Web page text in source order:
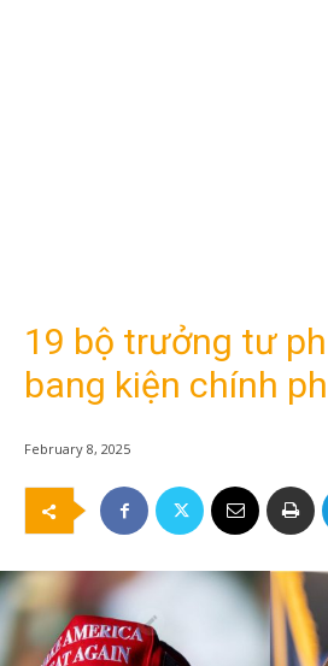
19 bộ trưởng tư
bang kiện chính
February 8, 2025